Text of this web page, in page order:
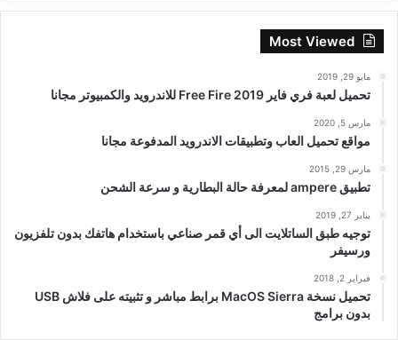
Most Viewed
مايو 29, 2019
تحميل لعبة فري فاير Free Fire 2019 للاندرويد والكمبيوتر مجانا
مارس 5, 2020
مواقع تحميل العاب وتطبيقات الاندرويد المدفوعة مجانا
مارس 29, 2015
تطبيق ampere لمعرفة حالة البطارية و سرعة الشحن
يناير 27, 2019
توجيه طبق الساتلايت الى أي قمر صناعي باستخدام هاتفك بدون تلفزيون
ورسيفر
فبراير 2, 2018
تحميل نسخة MacOS Sierra برابط مباشر و تثبيته على فلاش USB
بدون برامج